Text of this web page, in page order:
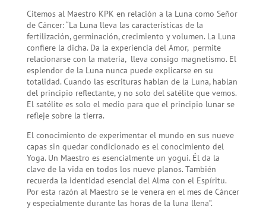
Citemos al Maestro KPK en relación a la Luna como Señor
de Cáncer: “La Luna lleva las características de la
fertilización, germinación, crecimiento y volumen. La Luna
confiere la dicha. Da la experiencia del Amor, permite
relacionarse con la materia, lleva consigo magnetismo. El
esplendor de la Luna nunca puede explicarse en su
totalidad. Cuando las escrituras hablan de la Luna, hablan
del principio reflectante, y no solo del satélite que vemos.
El satélite es solo el medio para que el principio lunar se
refleje sobre la tierra.
El conocimiento de experimentar el mundo en sus nueve
capas sin quedar condicionado es el conocimiento del
Yoga. Un Maestro es esencialmente un yogui. Él da la
clave de la vida en todos los nueve planos. También
recuerda la identidad esencial del Alma con el Espíritu.
Por esta razón al Maestro se le venera en el mes de Cáncer
y especialmente durante las horas de la luna llena”.